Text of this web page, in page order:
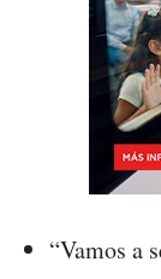
“Vamos a